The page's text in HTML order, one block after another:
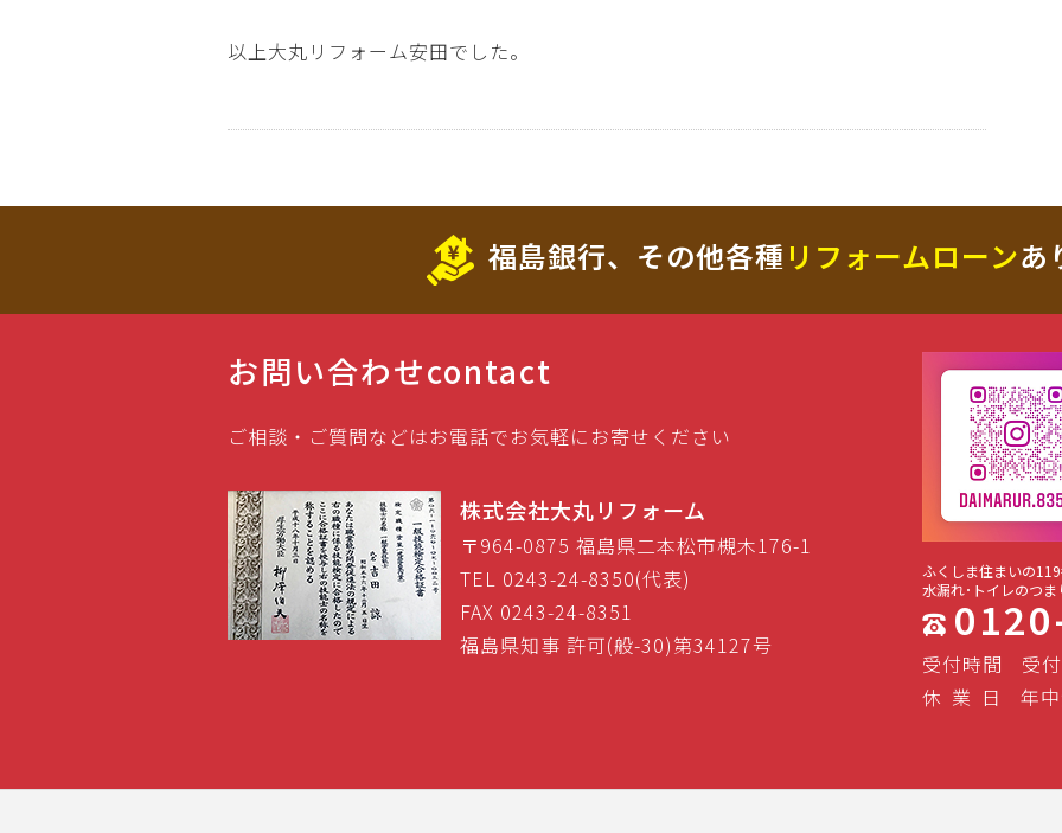
以上大丸リフォーム安田でした。
福島銀行、その他各種 リフォームローンあ
お問い合わせcontact
ご相談・ご質問などはお電話でお気軽にお寄せください
株式会社大丸リフォーム
〒964-0875 福島県二本松市槻木176-1
TEL 0243-24-8350(代表)
FAX 0243-24-8351
福島県知事 許可(般-30)第34127号
ふくしま住まいの
水漏れ･トイレのつ
受付時間
受
休 業 日 年